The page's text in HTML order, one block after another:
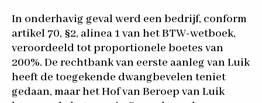
In onderhavig geval werd een bedrijf, conform
artikel 70, §2, alinea 1 van het BTW-wetboek,
veroordeeld tot proportionele boetes van
200%. De rechtbank van eerste aanleg van Luik
heeft de toegekende dwangbevelen teniet
gedaan, maar het Hof van Beroep van Luik